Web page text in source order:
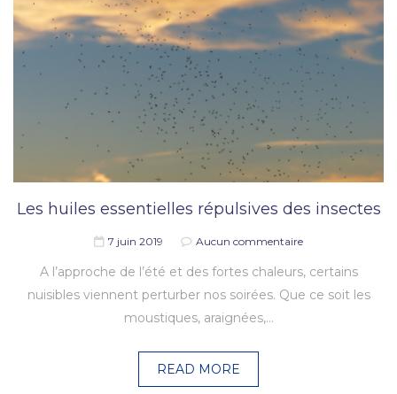
Les huiles essentielles répulsives des insectes
7 juin 2019 Aucun commentaire
A l’approche de l’été et des fortes chaleurs, certains
nuisibles viennent perturber nos soirées. Que ce soit les
moustiques, araignées,…
READ MORE